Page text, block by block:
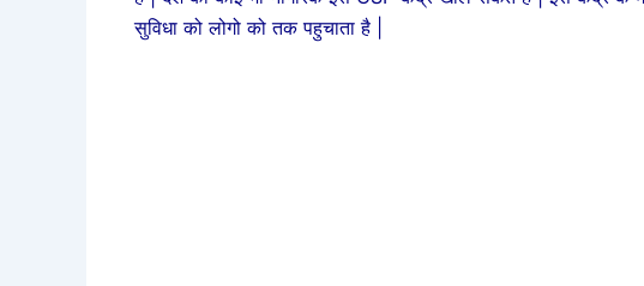
सुविधा को लोगो को तक पहुचाता है |